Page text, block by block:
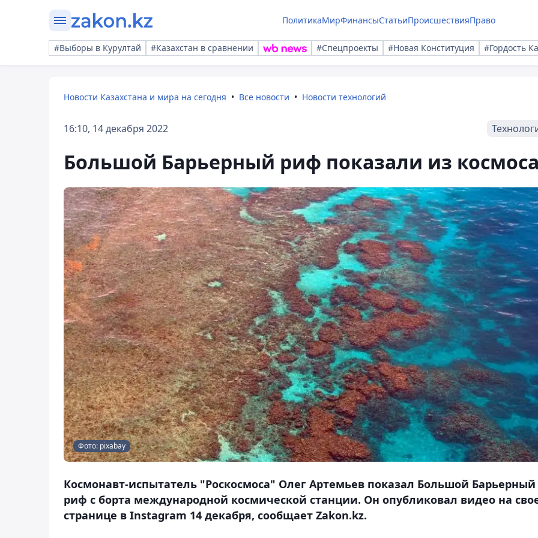
ПолитикаМирФинансыСтатьиПроисшествияПраво
#Выборы в Курултай #Казахстан в сравнении #Спецпроекты #Новая Конституция #Гордость
Новости Казахстана и мира на сегодня Все новости Новости технологий
16:10, 14 декабря 2022
Большой Барьерный риф показали из
Фото: pixabay
Космонавт-испытатель "Роскосмоса" Олег Артемьев показал Большой Барьерный
риф с борта международной космической станции. Он опубликовал видео на
странице в Instagram 14 декабря, сообщает Zakon.kz.